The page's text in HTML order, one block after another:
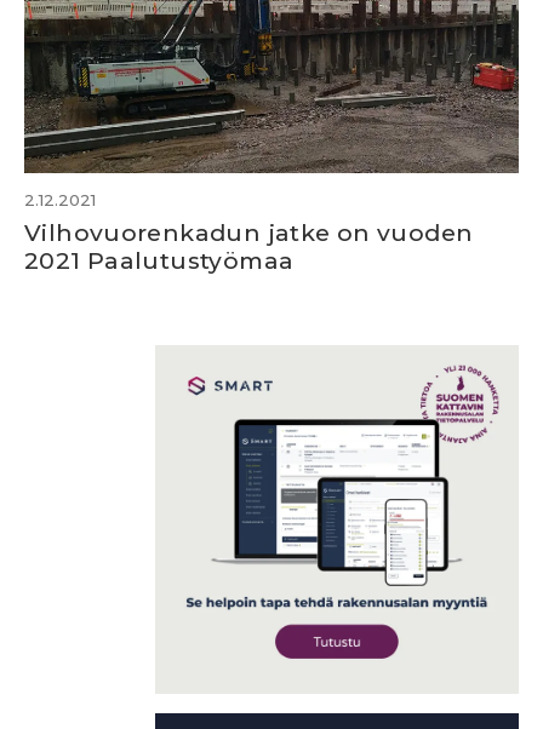
2.12.2021
Vilhovuorenkadun jatke on vuoden
2021 Paalutustyömaa